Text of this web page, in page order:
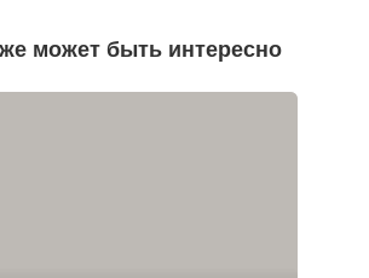
может быть интересно